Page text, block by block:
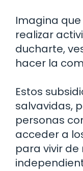
Imagina
realizar
ducharte,
hacer la
Estos
salvavidas,
personas
acceder a
para vivir